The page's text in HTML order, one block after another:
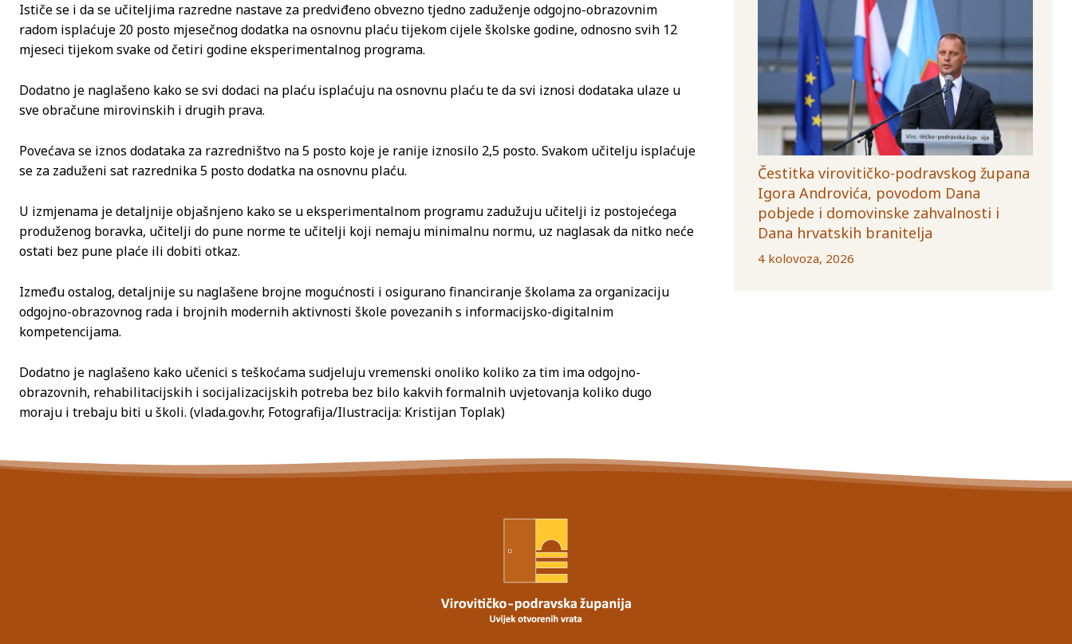
Ističe se i da se učiteljima razredne nastave za predviđeno obvezno tjedno zaduženje odgojno-obrazovnim
radom isplaćuje 20 posto mjesečnog dodatka na osnovnu plaću tijekom cijele školske godine, odnosno svih 12
mjeseci tijekom svake od četiri godine eksperimentalnog programa.
Dodatno je naglašeno kako se svi dodaci na plaću isplaćuju na osnovnu plaću te da svi iznosi dodataka ulaze u
sve obračune mirovinskih i drugih prava.
Povećava se iznos dodataka za razredništvo na 5 posto koje je ranije iznosilo 2,5 posto. Svakom učitelju isplaćuje
se za zaduženi sat razrednika 5 posto dodatka na osnovnu plaću.
U izmjenama je detaljnije objašnjeno kako se u eksperimentalnom programu zadužuju učitelji iz postojećega
produženog boravka, učitelji do pune norme te učitelji koji nemaju minimalnu normu, uz naglasak da nitko neće
ostati bez pune plaće ili dobiti otkaz.
Između ostalog, detaljnije su naglašene brojne mogućnosti i osigurano financiranje školama za organizaciju
odgojno-obrazovnog rada i brojnih modernih aktivnosti škole povezanih s informacijsko-digitalnim
kompetencijama.
Dodatno je naglašeno kako učenici s teškoćama sudjeluju vremenski onoliko koliko za tim ima odgojno-
obrazovnih, rehabilitacijskih i socijalizacijskih potreba bez bilo kakvih formalnih uvjetovanja koliko dugo
moraju i trebaju biti u školi. (vlada.gov.hr, Fotografija/Ilustracija: Kristijan Toplak)
Čestitka virovitičko-podravskog župana
Igora Androvića, povodom Dana
pobjede i domovinske zahvalnosti i
Dana hrvatskih branitelja
4 kolovoza, 2026